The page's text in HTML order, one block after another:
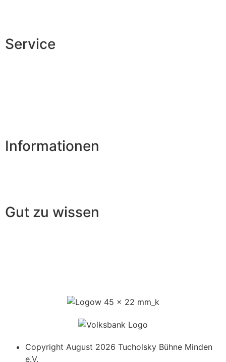
Service
Informationen
Gut zu wissen
Copyright August 2026 Tucholsky Bühne Minden
e.V.